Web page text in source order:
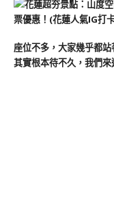
座位不多，大家幾乎都
其實根本待不久，我們